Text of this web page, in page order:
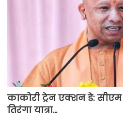
काकोरी ट्रेन एक्शन डे:
तिरंगा यात्रा…